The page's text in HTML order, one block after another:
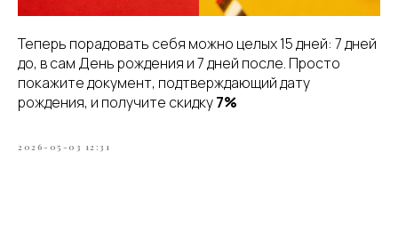
Теперь порадовать себя можно целых 15 дней: 7 дней
до, в сам День рождения и 7 дней после. Просто
покажите документ, подтверждающий дату
рождения, и получите скидку7%
2026-05-03 12:31